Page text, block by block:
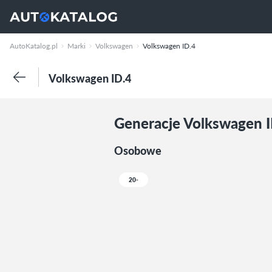
AutoKatalog.pl Marki Volkswagen Volkswagen ID.4
Volkswagen ID.4
Generacje Volkswagen
Osobowe
20-